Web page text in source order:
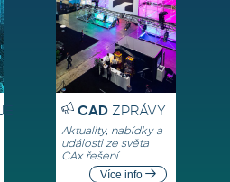
CADZPRÁVY
Aktuality, nabídky a
události ze světa
CAx řešení
Více info